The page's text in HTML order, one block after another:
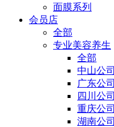
面膜系列
会员店
全部
专业美容养生
全部
中山公司
广东公司
四川公司
重庆公司
湖南公司